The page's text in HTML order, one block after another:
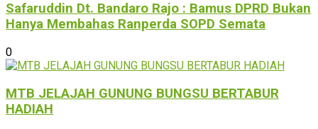
Safaruddin Dt. Bandaro Rajo : Bamus DPRD Bukan
Hanya Membahas Ranperda SOPD Semata
0
MTB JELAJAH GUNUNG BUNGSU BERTABUR
HADIAH